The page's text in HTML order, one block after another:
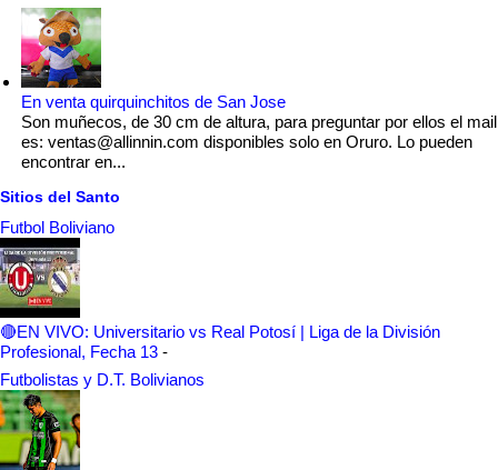
En venta quirquinchitos de San Jose
Son muñecos, de 30 cm de altura, para preguntar por ellos el mail
es: ventas@allinnin.com disponibles solo en Oruro. Lo pueden
encontrar en...
Sitios del Santo
Futbol Boliviano
🔴EN VIVO: Universitario vs Real Potosí | Liga de la División
Profesional, Fecha 13 -
Futbolistas y D.T. Bolivianos